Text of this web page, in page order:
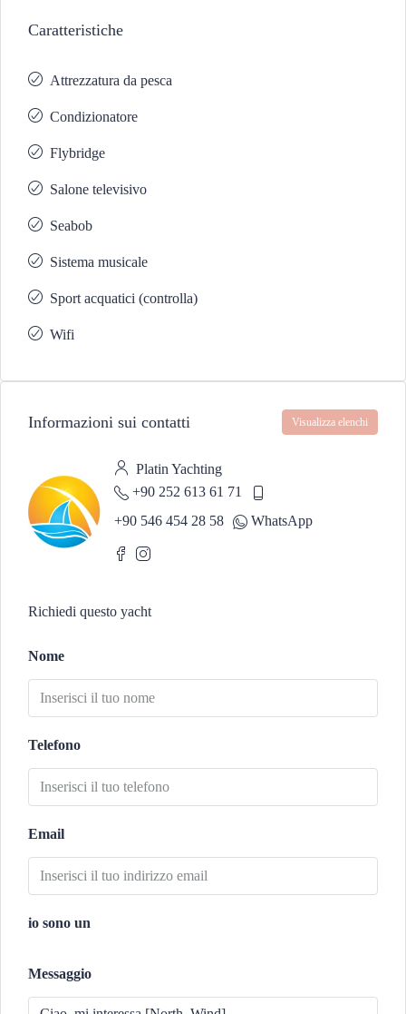
Caratteristiche
Attrezzatura da pesca
Condizionatore
Flybridge
Salone televisivo
Seabob
Sistema musicale
Sport acquatici (controlla)
Wifi
Informazioni sui contatti Visualizza elenchi
Platin Yachting
+90 252 613 61 71
+90 546 454 28 58
WhatsApp
Richiedi questo yacht
Nome
Telefono
Email
io sono un
Messaggio